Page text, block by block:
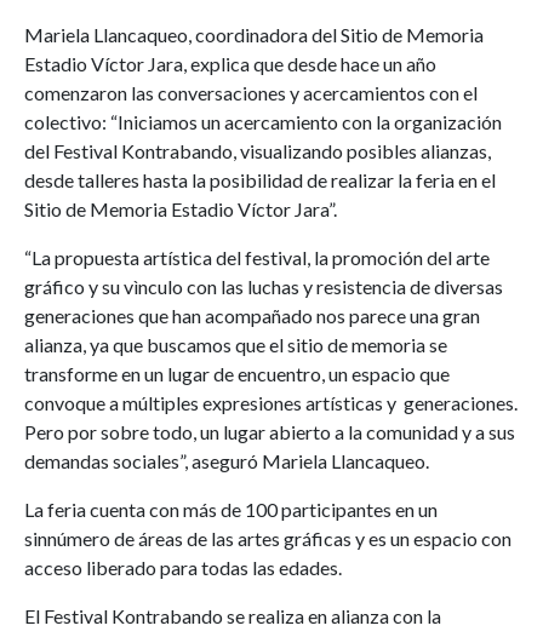
Mariela Llancaqueo, coordinadora del Sitio de Memoria
Estadio Víctor Jara, explica que desde hace un año
comenzaron las conversaciones y acercamientos con el
colectivo: “Iniciamos un acercamiento con la organización
del Festival Kontrabando, visualizando posibles alianzas,
desde talleres hasta la posibilidad de realizar la feria en el
Sitio de Memoria Estadio Víctor Jara”.
“La propuesta artística del festival, la promoción del arte
gráfico y su vìnculo con las luchas y resistencia de diversas
generaciones que han acompañado nos parece una gran
alianza, ya que buscamos que el sitio de memoria se
transforme en un lugar de encuentro, un espacio que
convoque a múltiples expresiones artísticas y generaciones.
Pero por sobre todo, un lugar abierto a la comunidad y a sus
demandas sociales”, aseguró Mariela Llancaqueo.
La feria cuenta con más de 100 participantes en un
sinnúmero de áreas de las artes gráficas y es un espacio con
acceso liberado para todas las edades.
El Festival Kontrabando se realiza en alianza con la